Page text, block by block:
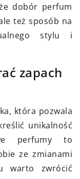
dobór perfum
też sposób na
stylu i
zapach
która pozwala
unikalność
perfumy to
ze zmianami
warto zwrócić